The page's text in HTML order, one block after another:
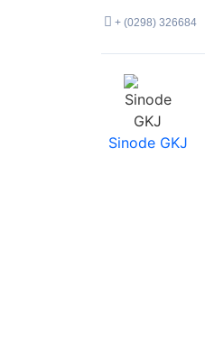
+ (0298) 326684
Sinode GKJ